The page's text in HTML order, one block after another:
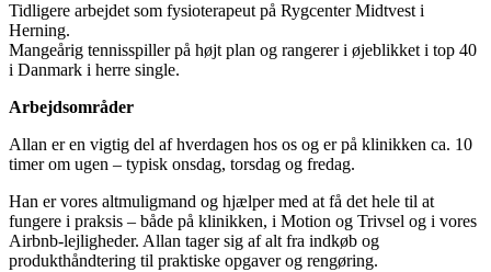
Tidligere arbejdet som fysioterapeut på Rygcenter Midtvest i
Herning.
Mangeårig tennisspiller på højt plan og rangerer i øjeblikket i top 40
i Danmark i herre single.
Arbejdsområder
Allan er en vigtig del af hverdagen hos os og er på klinikken ca. 10
timer om ugen – typisk onsdag, torsdag og fredag.
Han er vores altmuligmand og hjælper med at få det hele til at
fungere i praksis – både på klinikken, i Motion og Trivsel og i vores
Airbnb-lejligheder. Allan tager sig af alt fra indkøb og
produkthåndtering til praktiske opgaver og rengøring.